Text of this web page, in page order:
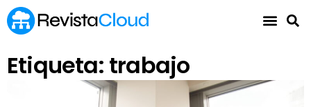
Etiqueta: trabajo